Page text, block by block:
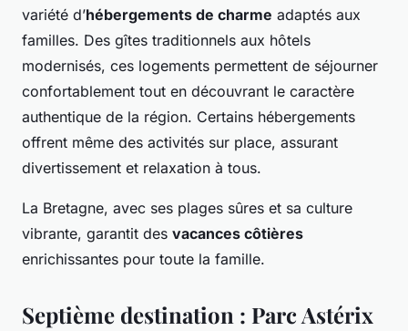
variété d’hébergements de charme adaptés aux
familles. Des gîtes traditionnels aux hôtels
modernisés, ces logements permettent de séjourner
confortablement tout en découvrant le caractère
authentique de la région. Certains hébergements
offrent même des activités sur place, assurant
divertissement et relaxation à tous.
La Bretagne, avec ses plages sûres et sa culture
vibrante, garantit des vacances côtières
enrichissantes pour toute la famille.
Septième destination : Parc Astérix